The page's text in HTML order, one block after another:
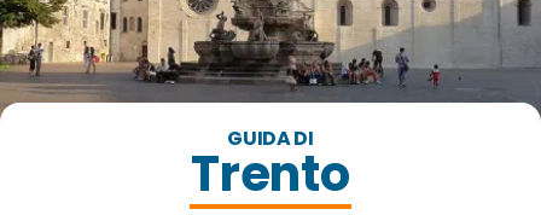
GUIDA DI
Trento